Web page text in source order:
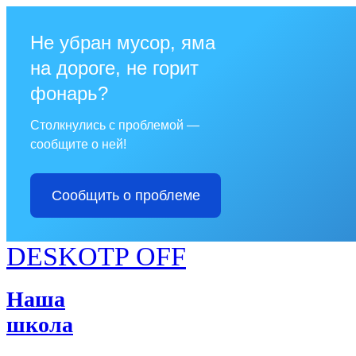
Не убран мусор, яма
на дороге, не горит
фонарь?
Столкнулись с проблемой —
сообщите о ней!
Сообщить о проблеме
DESKOTP OFF
Наша
школа